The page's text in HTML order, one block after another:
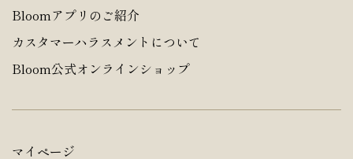
Bloomアプリのご紹介
カスタマーハラスメントについて
Bloom公式オンラインショップ
マイページ